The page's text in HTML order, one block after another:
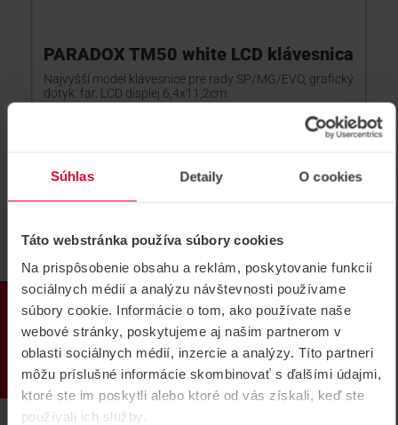
Súhlas Detaily O cookies
Táto webstránka používa súbory cookies
Na prispôsobenie obsahu a reklám, poskytovanie funkcií
sociálnych médií a analýzu návštevnosti používame
súbory cookie. Informácie o tom, ako používate naše
webové stránky, poskytujeme aj našim partnerom v
oblasti sociálnych médií, inzercie a analýzy. Títo partneri
môžu príslušné informácie skombinovať s ďalšími údajmi,
ktoré ste im poskytli alebo ktoré od vás získali, keď ste
používali ich služby.
PRODUKTY
PARADOX TM50 white LCD klávesnica
Najvyšší model klávesnice pre rady SP/MG/EVO, grafický
dotyk. far. LCD displej 6,4x11,2cm